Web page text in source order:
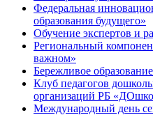
Федеральная
образования будущего»
Обучение экспертов и
Региональный
важном»
Бережливое образование
Клуб педагогов
организаций РБ
Международный день